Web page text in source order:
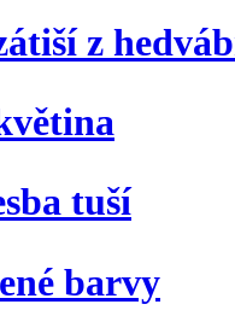
z
tuší
barvy